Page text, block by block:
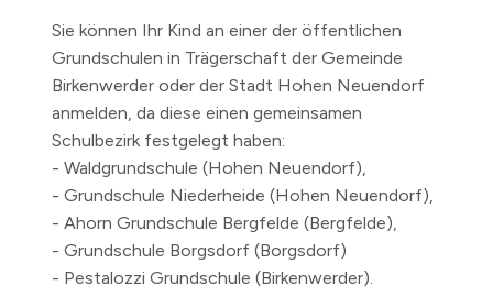
Sie können Ihr Kind an einer der öffentlichen
Grundschulen in Trägerschaft der Gemeinde
Birkenwerder oder der Stadt Hohen Neuendorf
anmelden, da diese einen gemeinsamen
Schulbezirk festgelegt haben:
- Waldgrundschule (Hohen Neuendorf),
- Grundschule Niederheide (Hohen Neuendorf),
- Ahorn Grundschule Bergfelde (Bergfelde),
- Grundschule Borgsdorf (Borgsdorf)
- Pestalozzi Grundschule (Birkenwerder).